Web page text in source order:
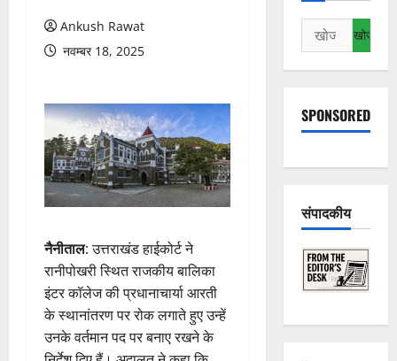
Ankush Rawat
नवम्बर 18, 2025
नैनीताल: उत्तराखंड हाईकोर्ट ने
रानीपोखरी स्थित राजकीय बालिका
इंटर कॉलेज की प्रधानाचार्या आरती
के स्थानांतरण पर रोक लगाते हुए उन्हें
उनके वर्तमान पद पर बनाए रखने के
निम्न
को
खोजें:
SPONSORED
संपादकीय